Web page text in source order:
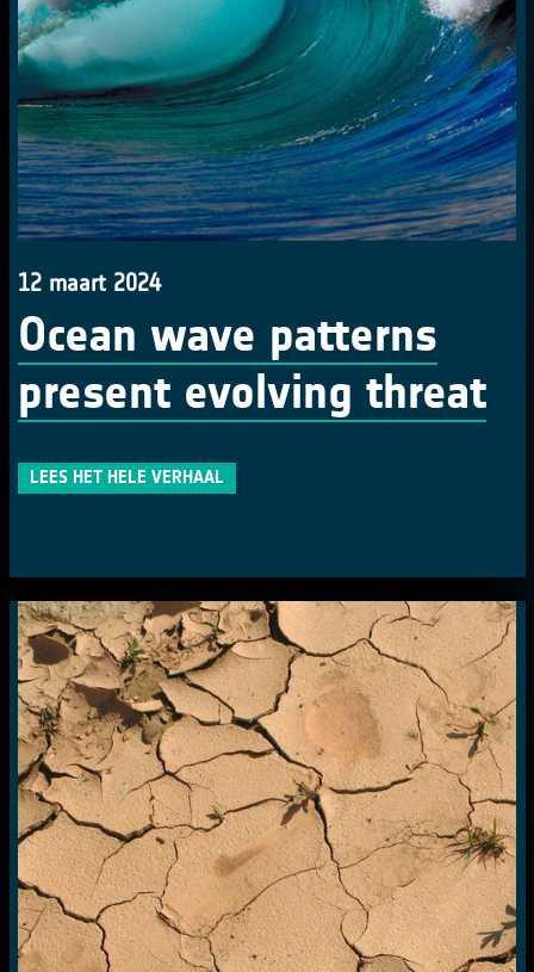
12 maart 2024
Ocean wave patterns
present evolving threat
LEES HET HELE VERHAAL